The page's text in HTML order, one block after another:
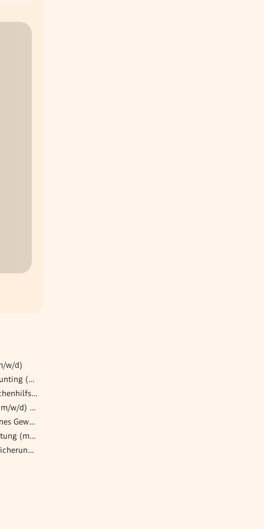
w/d)
Mitarbeiter Corporate Accounting (m/w/d)
Buffetkraft (m/w/d) mit Küchenhilfstätigkeiten für 20 - 30 Std. / Woche
Projektleiter Ostösterreich (m/w/d) Steuerung von der Planung bis zur erfolgreichen Übergabe
Allein Hausverwalter für reines Gewerbeportfolio (m/w/d) - VZ oder TZ
Assistenz Immobilienverwaltung (m/w/d)
Techniker für die Qualitätssicherung (m/w/d)